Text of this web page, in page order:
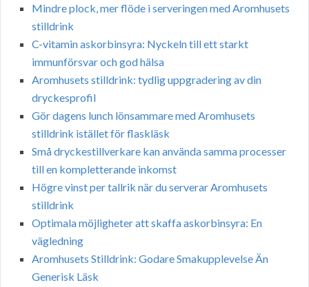
Mindre plock, mer flöde i serveringen med Aromhusets
stilldrink
C-vitamin askorbinsyra: Nyckeln till ett starkt
immunförsvar och god hälsa
Aromhusets stilldrink: tydlig uppgradering av din
dryckesprofil
Gör dagens lunch lönsammare med Aromhusets
stilldrink istället för flaskläsk
Små dryckestillverkare kan använda samma processer
till en kompletterande inkomst
Högre vinst per tallrik när du serverar Aromhusets
stilldrink
Optimala möjligheter att skaffa askorbinsyra: En
vägledning
Aromhusets Stilldrink: Godare Smakupplevelse Än
Generisk Läsk